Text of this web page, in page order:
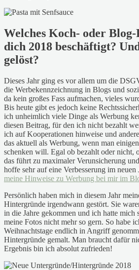
Welches Koch- oder
dich 2018 beschäftigt?
gelöst?
Dieses Jahr ging es vor allem um die
die Werbekennzeichnung in Blogs und
da kein großes Fass aufmachen, vieles
Bis heute gibt es jedoch keine
ich unheimlich viele Dinge als Werbung
diesen Beitrag, für den ich nicht bezahlt
ich auf Kooperationen hinweise und
das aktuell als Werbung, wenn man
schenken will. Egal ob bezahlt oder nicht,
das führt zu maximaler Verunsicherung
hoffe sehr auf eine Verbesserung im
meine Hinweise zu Werbung bei mir im
Persönlich haben mich in diesem Jahr
Hintergründe irgendwann gestört. Sie
in die Jahre gekommen und ich hatte mich
meine Fotos nicht mehr so gern. So habe
Weihnachtstage endlich in Angriff
Hintergründe gemalt. Man braucht dafür
Ergebnis bin ich absolut zufrieden!